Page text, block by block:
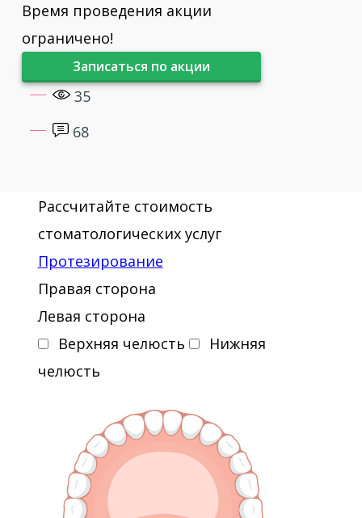
Время проведения акции
ограничено!
Записаться по акции
35
68
Рассчитайте стоимость
стоматологических услуг
Протезирование
Правая сторона
Левая сторона
Верхняя челюсть
Нижняя
челюсть